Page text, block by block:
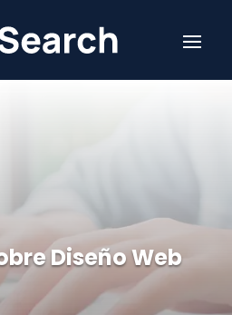
Diseño Web